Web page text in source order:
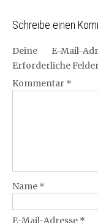
Schreibe einen
Deine E-Mail-
Erforderliche
Kommentar *
Name *
E-Mail-Adresse *